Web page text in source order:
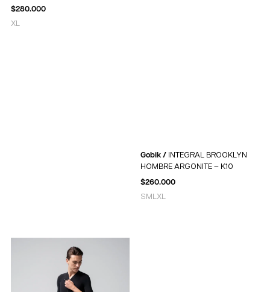
$280.000
XL
Gobik /
INTEGRAL BROOKLYN
HOMBRE ARGONITE – K10
$260.000
S M LXL